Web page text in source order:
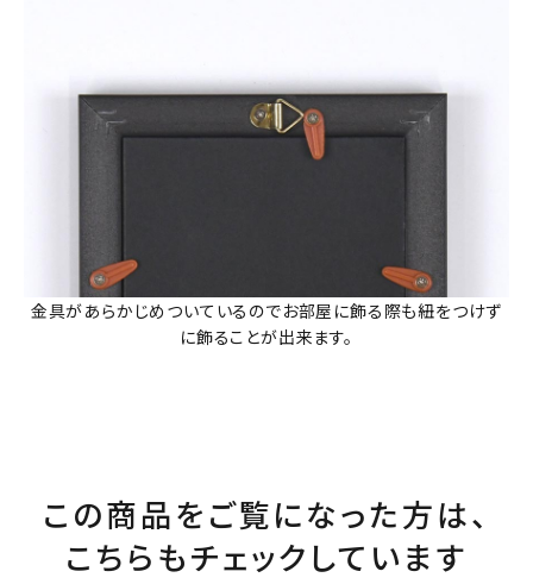
金具があらかじめついているのでお部屋に飾る際も紐をつけず
に飾ることが出来ます。
この商品をご覧になった方は、
こちらもチェックしています